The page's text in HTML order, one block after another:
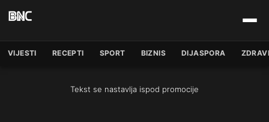
VIJESTI RECEPTI SPORT BIZNIS DIJASPORA
Tekst se nastavlja ispod promocije